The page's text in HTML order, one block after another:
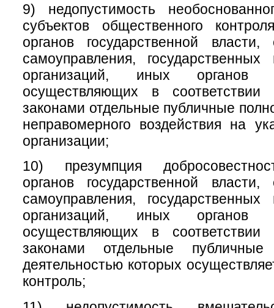
9) недопустимость
субъектов общественного
органов государственной власти,
самоуправления,
организаций, иных органов
осуществляющих в
законами отдельные публичные
неправомерного воздействия на
организации;
10) презумпция
органов государственной власти,
самоуправления,
организаций, иных органов
осуществляющих в
законами отдельные
деятельностью которых
контроль;